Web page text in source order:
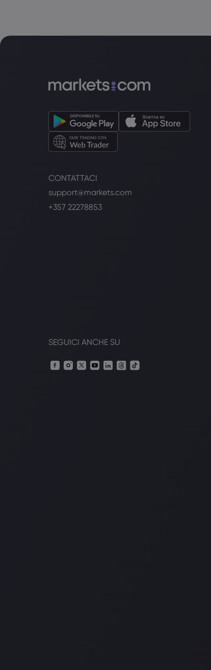
CONTATTACI
support@markets.com
+357 22278853
SEGUICI ANCHE SU